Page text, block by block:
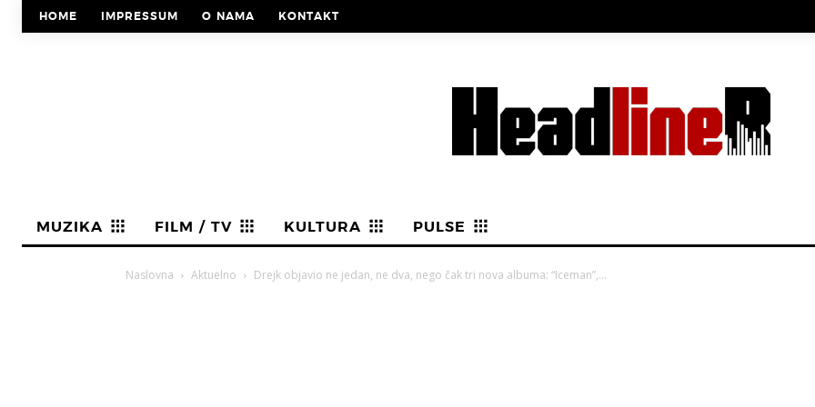
HOME IMPRESSUM O NAMA KONTAKT
MUZIKA FILM / TV KULTURA PULSE
Naslovna Aktuelno Drejk objavio ne jedan, ne dva, nego čak tri nova albuma: “Iceman”,...